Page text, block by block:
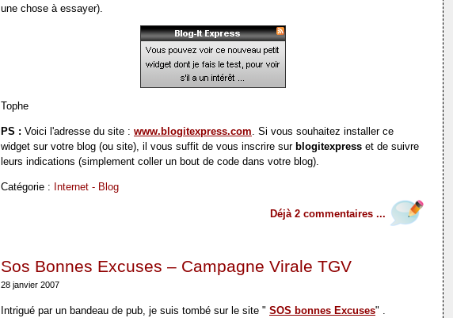
une chose à essayer).
Tophe
PS : Voici l'adresse du site : www.blogitexpress.com . Si vous souhaitez installer ce
widget sur votre blog (ou site), il vous suffit de vous inscrire sur blogitexpress et de suivre
leurs indications (simplement coller un bout de code dans votre blog).
Catégorie : Internet - Blog
Déjà 2 commentaires ...
Sos Bonnes Excuses – Campagne Virale TGV
28 janvier 2007
Intrigué par un bandeau de pub, je suis tombé sur le site " SOS bonnes Excuses" .